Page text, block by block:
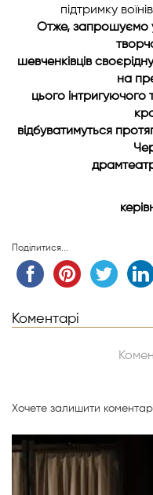
підтримку
Отже, запрошуємо
шевченківців
на
цього
відбуватимуться
Поділитися...
Коментарі
Хочете залишити